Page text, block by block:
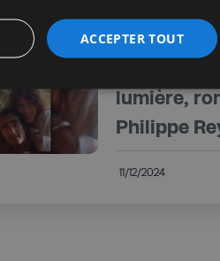
Serge
lumière,
Philippe
11/12/2024
ACCEPTER TOUT